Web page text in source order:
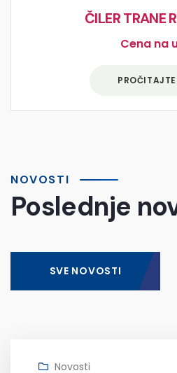
ČILER TRANE
Cena na
NOVOSTI
Poslednje
SVE NOVOSTI
Novosti